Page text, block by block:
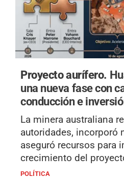
Proyecto aurífero.
una nueva fase con
conducción e
La minera australiana
autoridades, incorporó
aseguró recursos para
crecimiento del
POLÍTICA